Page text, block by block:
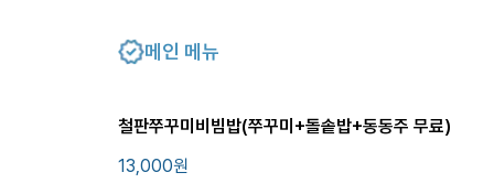
메인 메뉴
철판쭈꾸미비빔밥(쭈꾸미+돌솥밥+동동주 무료)
13,000원